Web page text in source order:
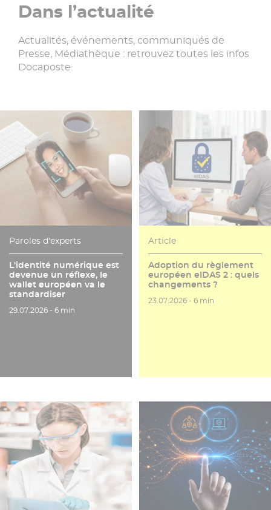
Dans l’actualité
Actualités, événements, communiqués de
Presse, Médiathèque : retrouvez toutes les infos
Docaposte.
Paroles d'experts
L'identité numérique est
devenue un réflexe, le
wallet européen va le
standardiser
Date de publication
29.07.2026 - Temps de lecture
6 min
Article
Adoption du règlement
européen eIDAS 2 : quels
changements ?
Date de publication
23.07.2026 -Temps de lecture
6 min